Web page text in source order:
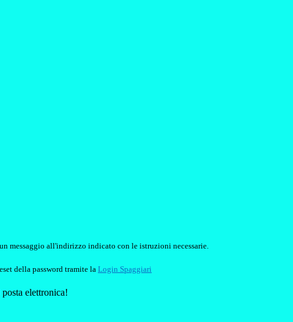
messaggio all'indirizzo indicato con le istruzioni necessarie.
della password tramite la Login Spaggiari
elettronica!